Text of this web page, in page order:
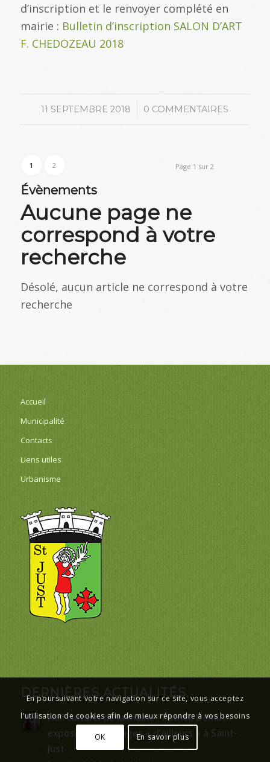
d’inscription et le renvoyer complété en
mairie : Bulletin d’inscription SALON D’ART
F. CHEDOZEAU 2018
11 SEPTEMBRE 2018
/ 0 COMMENTAIRES
Page 1 sur 2
1 2
Évènements
Aucune page ne
correspond à votre
recherche
Désolé, aucun article ne correspond à votre
recherche
Accueil
Municipalité
Contacts
Liens utiles
Urbanisme
DERNIÈRES ACTUALITÉS
Hall culturel de la mairie : Patrick Demuth
expose ses paysages « d’ailleurs » à Saint-
Just
En poursuivant votre navigation sur ce site, vous acceptez
l'utilisation de cookies afin de mieux répondre à vos besoins
OK En savoir plus